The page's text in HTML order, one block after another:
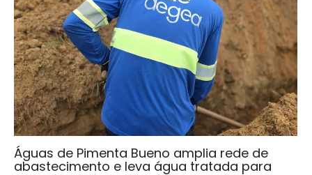
Águas de Pimenta Bueno amplia rede de
abastecimento e leva água tratada para